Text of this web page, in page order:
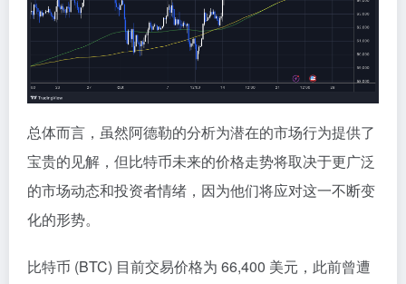
总体而言，虽然阿德勒的分析为潜在的市场行为提供了
宝贵的见解，但比特币未来的价格走势将取决于更广泛
的市场动态和投资者情绪，因为他们将应对这一不断变
化的形势。
比特币 (BTC) 目前交易价格为 66,400 美元，此前曾遭